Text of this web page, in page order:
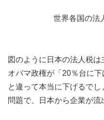
世界各国の法
図のように日本の法人税
オバマ政権が「20％台に
と違って本当に下げるで
問題で、日本から企業が流